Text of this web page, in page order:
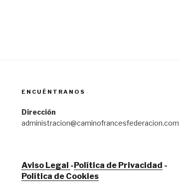
ENCUÉNTRANOS
Dirección
administracion@caminofrancesfederacion.com
Aviso Legal -Política de Privacidad -
Política de Cookies